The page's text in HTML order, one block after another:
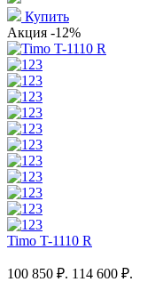
Купить
Акция -12%
Timo T-1110 R
100 850 ₽. 114 600 ₽.